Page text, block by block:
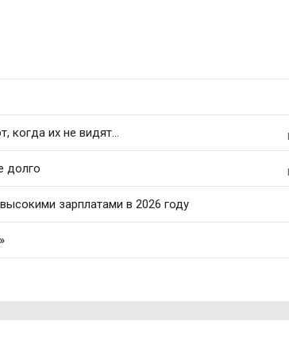
когда их не видят...
долго
зарплатами в 2026 году